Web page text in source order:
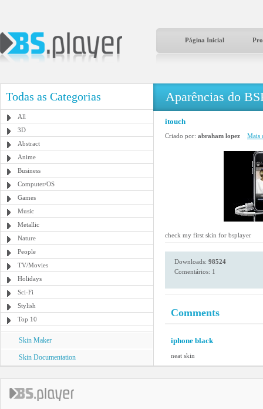
Página Inicial
Todas as Categorias
All
3D
Abstract
Anime
Business
Computer/OS
Games
Music
Metallic
Nature
People
TV/Movies
Holidays
Sci-Fi
Stylish
Top 10
Skin Maker
Skin Documentation
Aparências do
itouch
Criado por: abraham lopez Mais
check my first skin for bsplayer
Downloads: 98524
Comentários: 1
Comments
iphone black
neat skin